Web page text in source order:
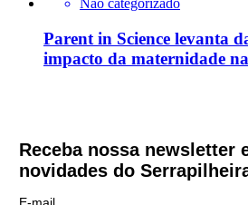
Não categorizado
Parent in Science levanta
impacto da maternidade
Receba nossa newsletter
novidades do
E-mail